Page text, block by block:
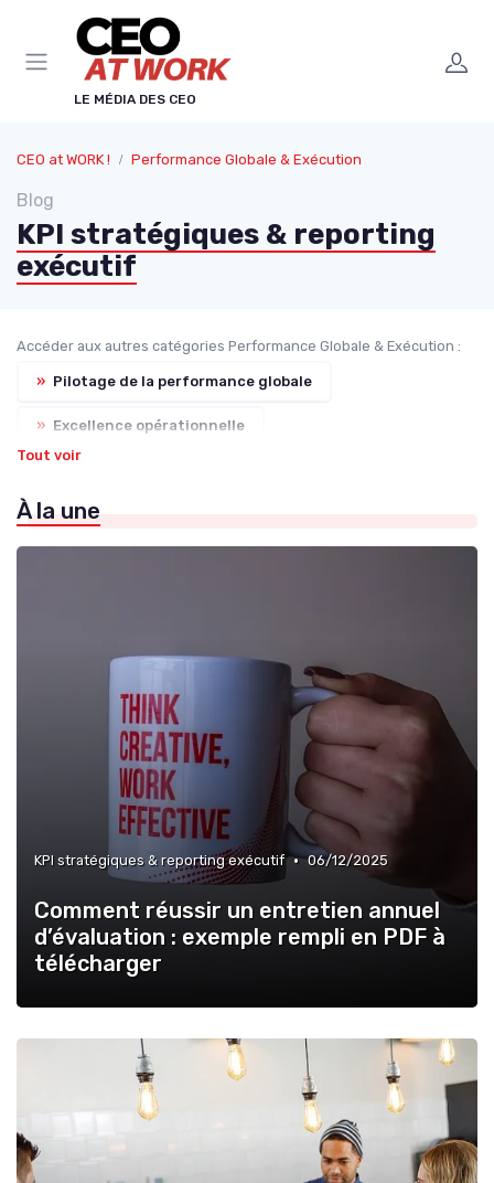
LE MÉDIA DES CEO
CEO at WORK ! Performance Globale & Exécution
Blog
KPI stratégiques & reporting
exécutif
Accéder aux autres catégories Performance Globale & Exécution :
» Pilotage de la performance globale
» Excellence opérationnelle
» Allocation des ressources
Tout voir
À la une
KPI stratégiques & reporting exécutif • 06/12/2025
Comment réussir un entretien annuel
d’évaluation : exemple rempli en PDF à
télécharger
Panneau de gestion des cookies